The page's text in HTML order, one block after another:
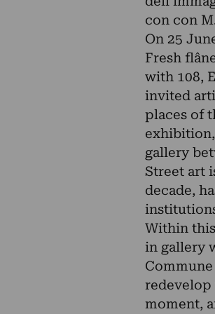
con con
On 25
Fresh
with 108,
invited
places of
gallery
Street art
decade,
Within
in gallery
redevelop
moment,